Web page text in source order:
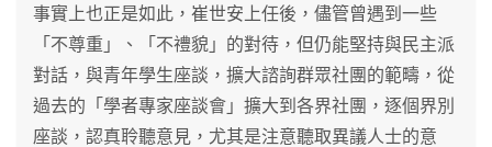
事實上也正是如此，崔世安上任後，儘管曾遇到一些
「不尊重」、「不禮貌」的對待，但仍能堅持與民主派
對話，與青年學生座談，擴大諮詢群眾社團的範疇，從
過去的「學者專家座談會」擴大到各界社團，逐個界別
座談，認真聆聽意見，尤其是注意聽取異議人士的意